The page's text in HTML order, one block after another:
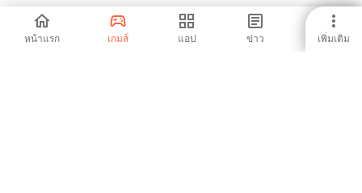
หน้าแรก เกมส์ แอป ข่าว เพิ่มเติม
Crostic Guru -
Guess The Words
-
Fill-in Crosswords
Unlimited